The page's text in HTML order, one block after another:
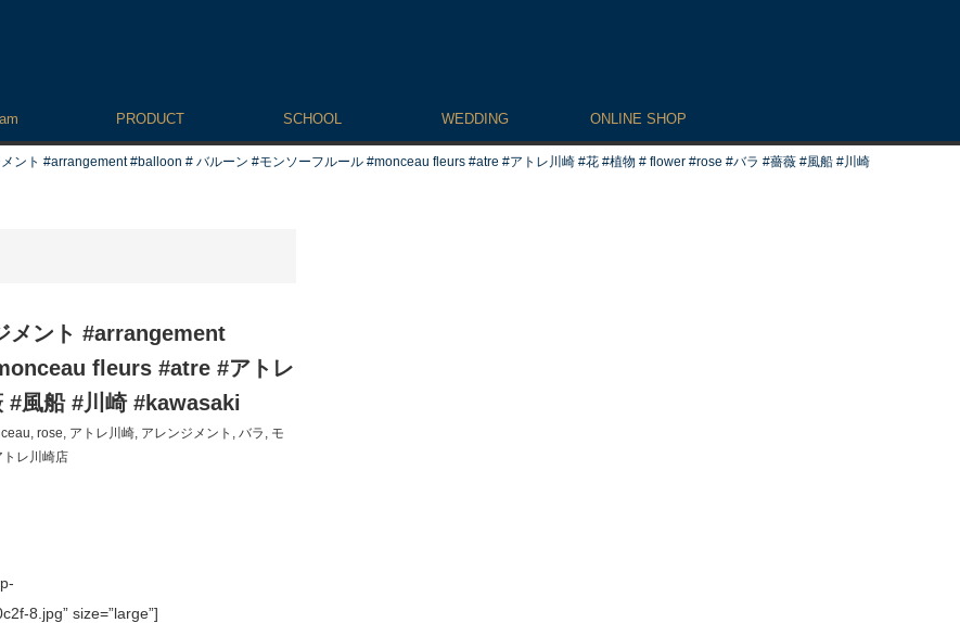
PRODUCT SCHOOL WEDDING ONLINE SHOP
ント #arrangement #balloon # バルーン #モンソーフルール #monceau fleurs #atre #アトレ川崎 #花 #植物 # flower #rose #バラ #薔薇 #風船 #川崎
メント #arrangement
fleurs #atre #アトレ
#風船 #川崎 #kawasaki
, rose, アトレ川崎, アレンジメント , バラ , モ
トレ川崎店
8.jpg” size=”large”]